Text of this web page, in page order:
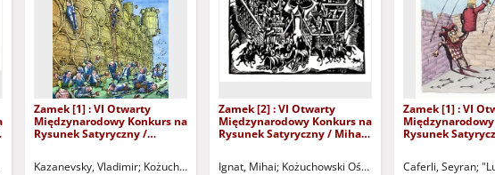
Kultury i Sportu "Zamek" (Kożuchów). (ul. Klasztorna 14, 67-120 Kożuchów, tel. (068) 553-55-
Zamek [1] : VI Otwarty
Międzynarodowy Konkurs na
Rysunek Satyryczny /
Kazanevsky, Vladimir Kożuchowski Ośrodek Kultury i Sportu "Zamek" (Kożuchów). (ul.
Zamek [2] : VI Otwarty
Międzynarodowy Konkurs na
Rysunek Satyryczny / Mihai
Ignat, Mihai Kożuchowski Ośrodek Kultury i Sportu
Zamek [1] : VI
Rysunek
Caferli, Seyran